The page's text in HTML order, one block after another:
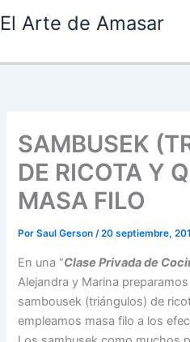
al
El Arte de Amasar
SAMBUSEK
DE RICOTA Y
MASA FILO
PorSaul Gerson/20 septiembre,
En una “Clase Privada de
Alejandra y Marina
sambousek (triángulos) de
empleamos masa filo a los